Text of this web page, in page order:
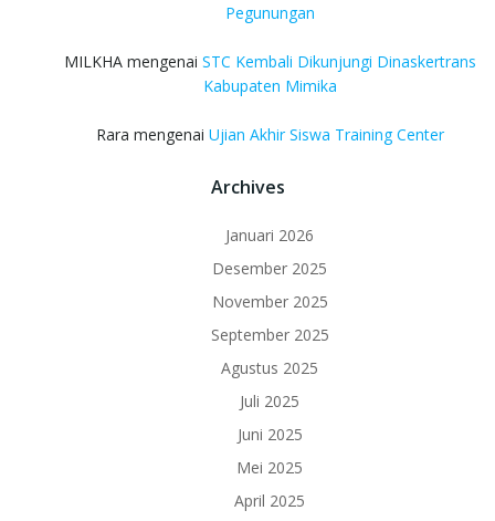
Pegunungan
MILKHAmengenai STC Kembali Dikunjungi Dinaskertrans
Kabupaten Mimika
Rara mengenai Ujian Akhir Siswa Training Center
Archives
Januari 2026
Desember 2025
November 2025
September 2025
Agustus 2025
Juli 2025
Juni 2025
Mei 2025
April 2025